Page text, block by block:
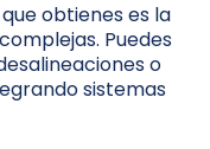
obtienes es la
Puedes
o
sistemas